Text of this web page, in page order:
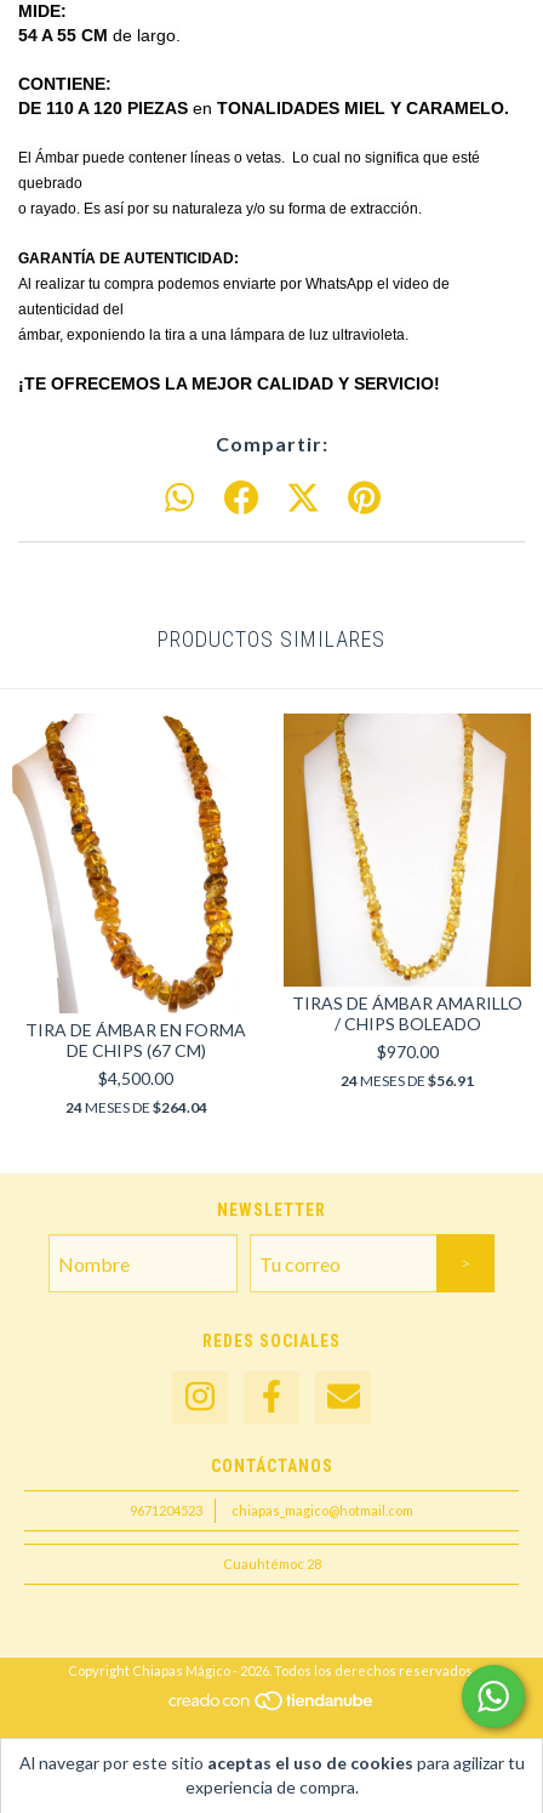
Al navegar por este sitio aceptas el uso de cookies para agilizar tu
experiencia de compra.
MIDE:
54 A 55 CM de largo.
CONTIENE:
DE 110 A 120 PIEZAS en TONALIDADES MIEL Y CARAMELO.
El Ámbar puede contener líneas o vetas. Lo cual no significa que esté
quebrado
o rayado. Es así por su naturaleza y/o su forma de extracción.
GARANTÍA DE AUTENTICIDAD:
Al realizar tu compra podemos enviarte por WhatsApp el video de
autenticidad del
ámbar, exponiendo la tira a una lámpara de luz ultravioleta.
¡TE OFRECEMOS LA MEJOR CALIDAD Y SERVICIO!
Compartir:
PRODUCTOS SIMILARES
TIRA DE ÁMBAR EN FORMA
DE CHIPS (67 CM)
$4,500.00
24MESES DE $264.04
TIRAS DE ÁMBAR AMARILLO
/ CHIPS BOLEADO
$970.00
24MESES DE $56.91
NEWSLETTER
REDES SOCIALES
CONTÁCTANOS
9671204523 chiapas_magico@hotmail.com
Cuauhtémoc 28
Copyright Chiapas Mágico - 2026. Todos los derechos reservados.